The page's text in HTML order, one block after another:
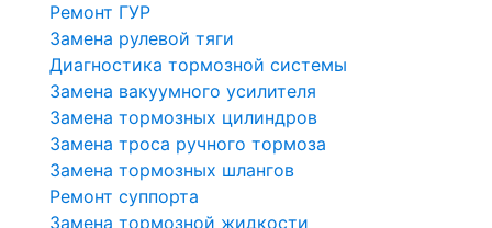
Ремонт ГУР
Замена рулевой тяги
Диагностика тормозной системы
Замена вакуумного усилителя
Замена тормозных цилиндров
Замена троса ручного тормоза
Замена тормозных шлангов
Ремонт суппорта
Замена тормозной жидкости